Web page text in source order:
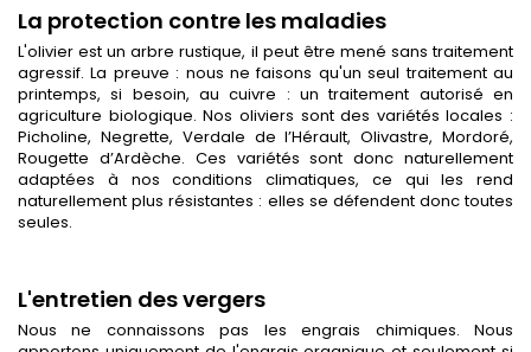
La protection contre les maladies
L'olivier est un arbre rustique, il peut être mené sans traitement
agressif. La preuve : nous ne faisons qu'un seul traitement au
printemps, si besoin, au cuivre : un traitement autorisé en
agriculture biologique. Nos oliviers sont des variétés locales :
Picholine, Negrette, Verdale de l’Hérault, Olivastre, Mordoré,
Rougette d’Ardèche. Ces variétés sont donc naturellement
adaptées à nos conditions climatiques, ce qui les rend
naturellement plus résistantes : elles se défendent donc toutes
seules.
L'entretien des vergers
Nous ne connaissons pas les engrais chimiques. Nous